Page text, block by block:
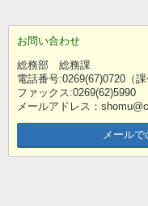
お問い合わせ
総務部 総務課
電話番号:0269(67)0720（
ファックス:0269(62)5990
メールアドレス：
メール